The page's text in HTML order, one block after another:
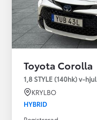
Toyota Corolla
1,8 STYLE (140hk) v-hjul
KRYLBO
HYBRID